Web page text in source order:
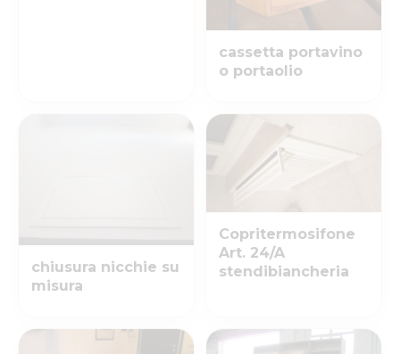
cassetta portavino
o portaolio
chiusura nicchie su
misura
Copritermosifone
Art. 24/A
stendibiancheria